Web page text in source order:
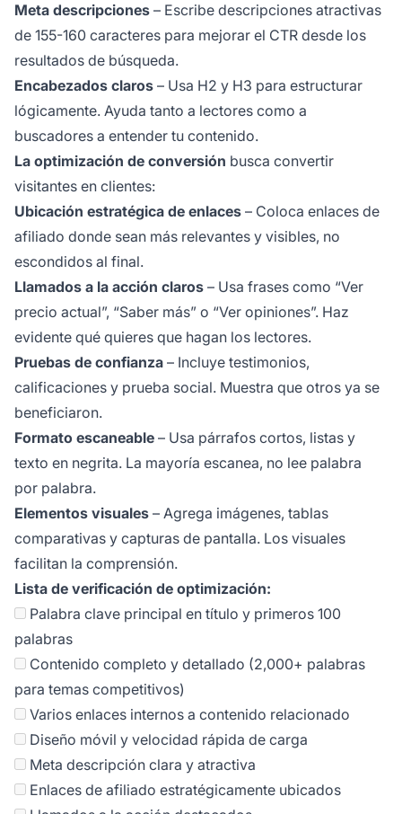
Meta descripciones – Escribe descripciones atractivas
de 155-160 caracteres para mejorar el CTR desde los
resultados de búsqueda.
Encabezados claros – Usa H2 y H3 para estructurar
lógicamente. Ayuda tanto a lectores como a
buscadores a entender tu contenido.
La optimización de conversión busca convertir
visitantes en clientes:
Ubicación estratégica de enlaces – Coloca enlaces de
afiliado donde sean más relevantes y visibles, no
escondidos al final.
Llamados a la acción claros – Usa frases como “Ver
precio actual”, “Saber más” o “Ver opiniones”. Haz
evidente qué quieres que hagan los lectores.
Pruebas de confianza – Incluye testimonios,
calificaciones y prueba social. Muestra que otros ya se
beneficiaron.
Formato escaneable – Usa párrafos cortos, listas y
texto en negrita. La mayoría escanea, no lee palabra
por palabra.
Elementos visuales – Agrega imágenes, tablas
comparativas y capturas de pantalla. Los visuales
facilitan la comprensión.
Lista de verificación de optimización:
Palabra clave principal en título y primeros 100
palabras
Contenido completo y detallado (2,000+ palabras
para temas competitivos)
Varios enlaces internos a contenido relacionado
Diseño móvil y velocidad rápida de carga
Meta descripción clara y atractiva
Enlaces de afiliado estratégicamente ubicados